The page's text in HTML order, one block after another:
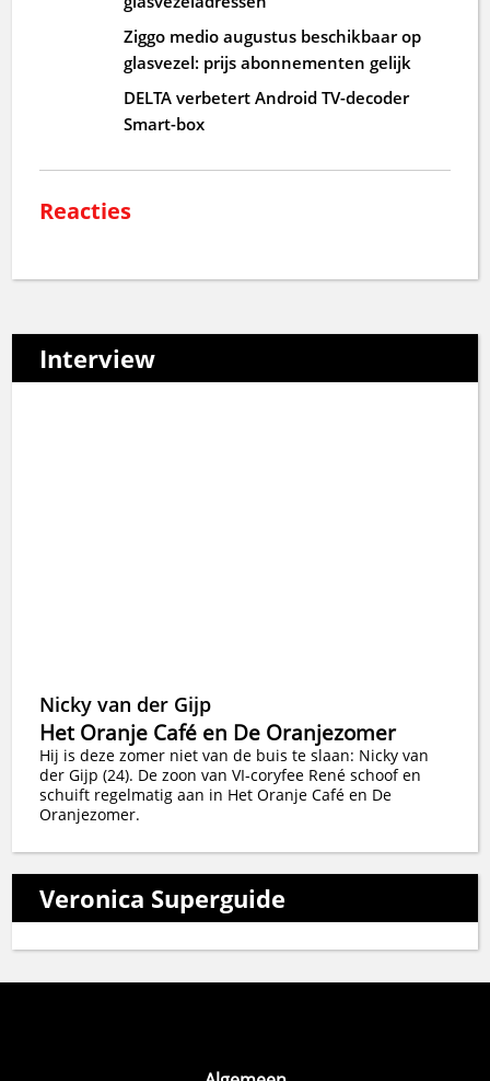
Ziggo medio augustus beschikbaar op
glasvezel: prijs abonnementen gelijk
DELTA verbetert Android TV-decoder
Smart-box
Reacties
Interview
Nicky van der Gijp
Het Oranje Café en De Oranjezomer
Hij is deze zomer niet van de buis te slaan: Nicky van
der Gijp (24). De zoon van VI-coryfee René schoof en
schuift regelmatig aan in Het Oranje Café en De
Oranjezomer.
Veronica Superguide